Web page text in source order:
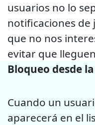
usuarios no lo
notificaciones de
que no nos
evitar que
Bloqueo desde
Cuando un
aparecerá en el